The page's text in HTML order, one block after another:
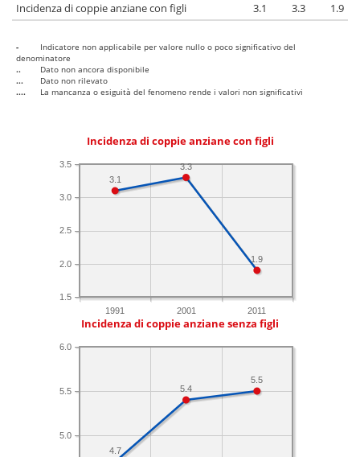
Incidenza di coppie anziane con figli
3.1 3.3 1.9
-
Indicatore non applicabile per valore nullo o poco significativo del
denominatore
..
Dato non ancora disponibile
...
Dato non rilevato
....
La mancanza o esiguità del fenomeno rende i valori non significativi
Incidenza di coppie anziane con figli
1991 2001 2011
1.5
2.0
2.5
3.0
3.5
1.9
3.3
3.1
Incidenza di coppie anziane senza figli
5.0
5.5
6.0
5.5
5.4
4.7